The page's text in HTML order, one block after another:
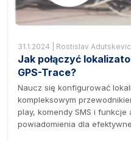
31.1.2024 | Rostislav
Jak połączyć
GPS-Trace?
Naucz się konfigurować
kompleksowym
play, komendy SMS i
powiadomienia dla